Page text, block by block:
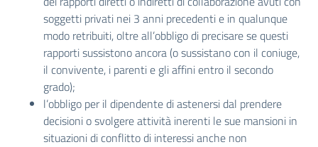
soggetti privati nei 3 anni precedenti e in qualunque
modo retribuiti, oltre all’obbligo di precisare se questi
rapporti sussistono ancora (o sussistano con il coniuge,
il convivente, i parenti e gli affini entro il secondo
grado);
l’obbligo per il dipendente di astenersi dal prendere
decisioni o svolgere attività inerenti le sue mansioni in
situazioni di conflitto di interessi anche non